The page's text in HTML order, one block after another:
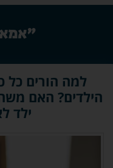
למה הורים
הילדים? האם
ילד